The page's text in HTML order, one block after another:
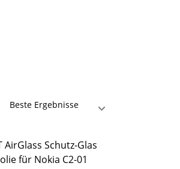
AirGlass Schutz-Glas
für Nokia C2-01